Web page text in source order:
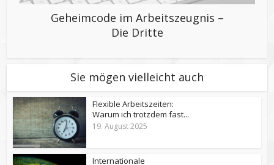
Geheimcode im Arbeitszeugnis –
Die Dritte
Sie mögen vielleicht auch
Flexible Arbeitszeiten:
Warum ich trotzdem fast...
19. August 2025
Internationale